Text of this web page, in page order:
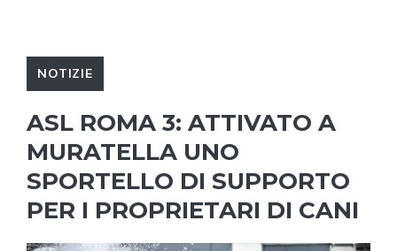
NOTIZIE
ASL ROMA 3: ATTIVATO A
MURATELLA UNO
SPORTELLO DI SUPPORTO
PER I PROPRIETARI DI CANI